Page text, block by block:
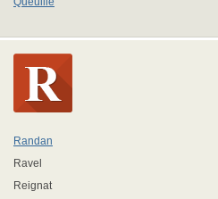
Randan
Ravel
Reignat